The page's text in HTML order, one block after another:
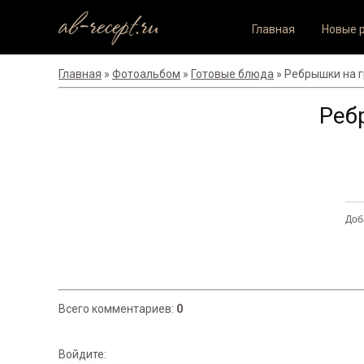
ab-recept.ru Главная Новые
Главная » Фотоальбом » Готовые блюда » Ребрышки на
Всего комментариев: 0
Войдите: